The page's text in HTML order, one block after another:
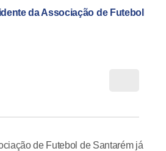
da Associação de Futebol
de Futebol de Santarém já